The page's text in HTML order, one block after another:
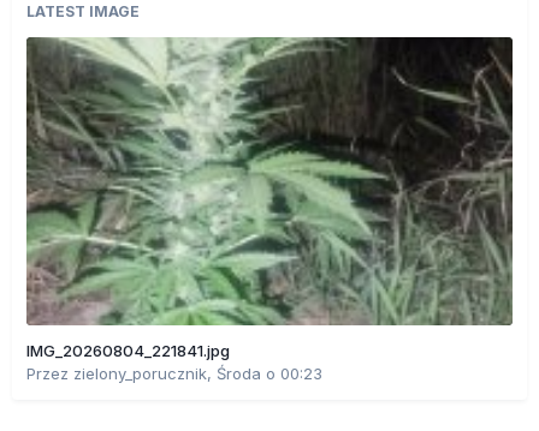
LATEST IMAGE
IMG_20260804_221841.jpg
Przez zielony_porucznik, Środa o 00:23